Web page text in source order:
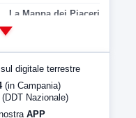
La Mappa dei Piaceri
LabNews (Diretta)
digitale terrestre
(in Campania)
(DDT Nazionale)
APP